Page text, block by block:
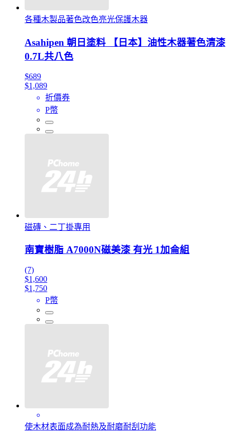
各種木製品著色改色亮光保護木器
Asahipen 朝日塗料 【日本】油性木器著色清漆
0.7L共八色
$689
$1,089
折價券
P幣
磁磚、二丁掛專用
南寶樹脂 A7000N磁美漆 有光 1加侖組
(7)
$1,600
$1,750
P幣
使木材表面成為耐熱及耐磨耐刮功能